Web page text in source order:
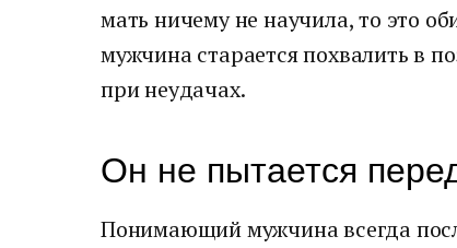
мать ничему не научила, то это
мужчина старается похвалить в
при неудачах.
Он не пытается
Понимающий мужчина всегда